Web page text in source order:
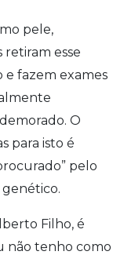
pele,
retiram esse
e fazem exames
O
para isto é
pelo
Filho, é
não tenho como